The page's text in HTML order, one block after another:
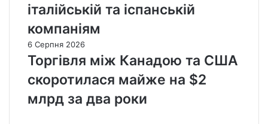
італійській та іспанській
компаніям
6 Серпня 2026
Торгівля між Канадою та США
скоротилася майже на $2
млрд за два роки